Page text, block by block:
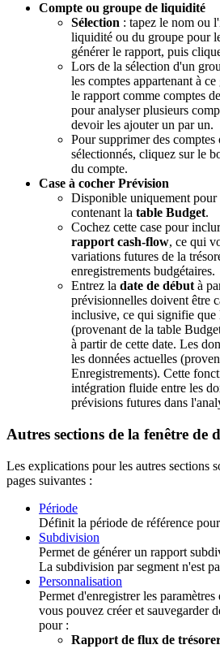
Compte ou groupe de liquidité
Sélection : tapez le nom ou
liquidité ou du groupe pour
générer le rapport, puis
Lors de la sélection d'un
les comptes appartenant à
le rapport comme comptes
pour analyser plusieurs
devoir les ajouter un par un.
Pour supprimer des comptes
sélectionnés, cliquez sur le
du compte.
Case à cocher Prévision
Disponible uniquement pour
contenant la table Budget.
Cochez cette case pour
rapport cash-flow, ce qui
variations futures de la
enregistrements budgétaires.
Entrez la date de débutà
prévisionnelles doivent être
inclusive, ce qui signifie que
(provenant de la table
à partir de cette date. Les
les données actuelles
Enregistrements). Cette
intégration fluide entre les
prévisions futures dans
Autres sections de la fenêtre de
Les explications pour les autres sections
pages suivantes :
Période
Définit la période de référence
Subdivision
Permet de générer un rapport
La subdivision par segment n'est
Personnalisation
Permet d'enregistrer les
vous pouvez créer et sauvegarder
pour :
Rapport de flux de